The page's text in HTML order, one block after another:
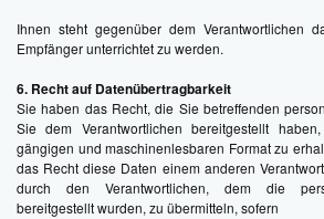
Ihnen steht gegenüber dem Verantwortlichen
Empfänger unterrichtet zu werden.
6. Recht auf Datenübertragbarkeit
Sie haben das Recht, die Sie betreffenden
Sie dem Verantwortlichen bereitgestellt
gängigen und maschinenlesbaren Format zu
das Recht diese Daten einem anderen
durch den Verantwortlichen, dem die
bereitgestellt wurden, zu übermitteln, sofern